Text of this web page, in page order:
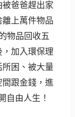
爸爸趕出家
上萬件物品
物品回收五
加入環保理
困、被大量
跟金錢，進
自由人生！